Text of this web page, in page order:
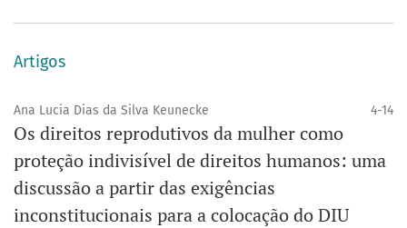
Artigos
Ana Lucia Dias da Silva Keunecke 4-14
Os direitos reprodutivos da mulher como
proteção indivisível de direitos humanos: uma
discussão a partir das exigências
inconstitucionais para a colocação do DIU